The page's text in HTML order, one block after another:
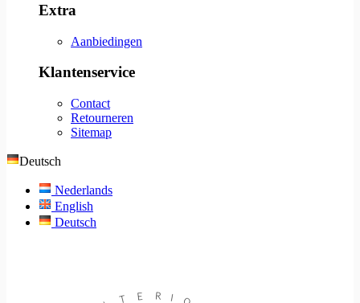
Extra
Aanbiedingen
Klantenservice
Contact
Retourneren
Sitemap
Deutsch
Nederlands
English
Deutsch